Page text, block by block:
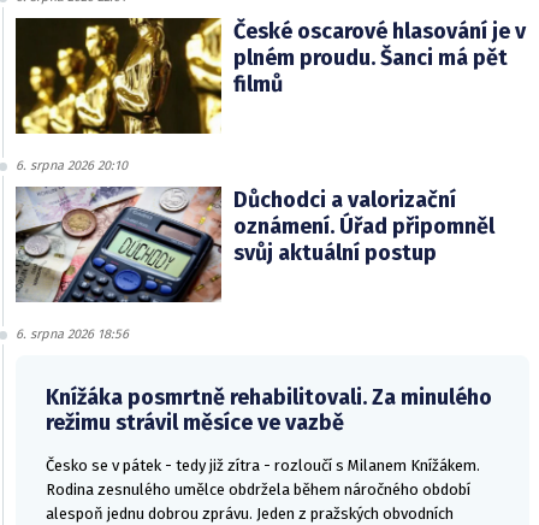
České oscarové hlasování je v
plném proudu. Šanci má pět
filmů
6. srpna 2026 20:10
Důchodci a valorizační
oznámení. Úřad připomněl
svůj aktuální postup
6. srpna 2026 18:56
Knížáka posmrtně rehabilitovali. Za minulého
režimu strávil měsíce ve vazbě
Česko se v pátek - tedy již zítra - rozloučí s Milanem Knížákem.
Rodina zesnulého umělce obdržela během náročného období
alespoň jednu dobrou zprávu. Jeden z pražských obvodních